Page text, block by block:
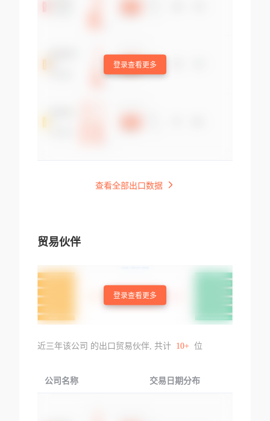
登录查看更多
查看全部出口数据
贸易伙伴
登录查看更多
近三年该公司 的出口贸易伙伴, 共计 10+ 位
公司名称 交易日期分布